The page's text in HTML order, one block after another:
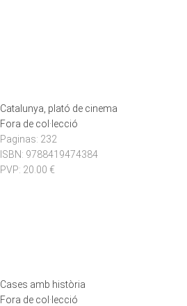
Catalunya, plató de cinema
Fora de col·lecció
Paginas: 232
ISBN: 9788419474384
PVP: 20.00 €
Cases amb història
Fora de col·lecció